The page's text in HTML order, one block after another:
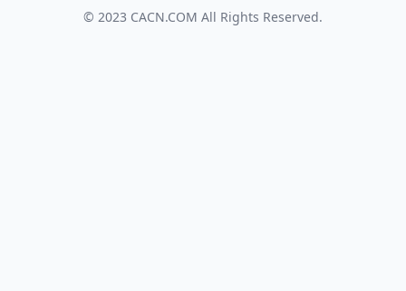
© 2023 CACN.COM All Rights Reserved.